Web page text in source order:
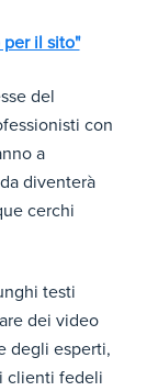
il sito"
del
con
a
diventerà
cerchi
testi
dei video
degli esperti,
clienti fedeli